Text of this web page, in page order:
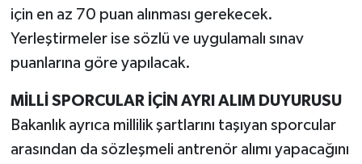
için en az 70 puan alınması gerekecek.
Yerleştirmeler ise sözlü ve uygulamalı sınav
puanlarına göre yapılacak.
MİLLİ SPORCULAR İÇİN AYRI ALIM DUYURUSU
Bakanlık ayrıca millilik şartlarını taşıyan sporcular
arasından da sözleşmeli antrenör alımı yapacağını